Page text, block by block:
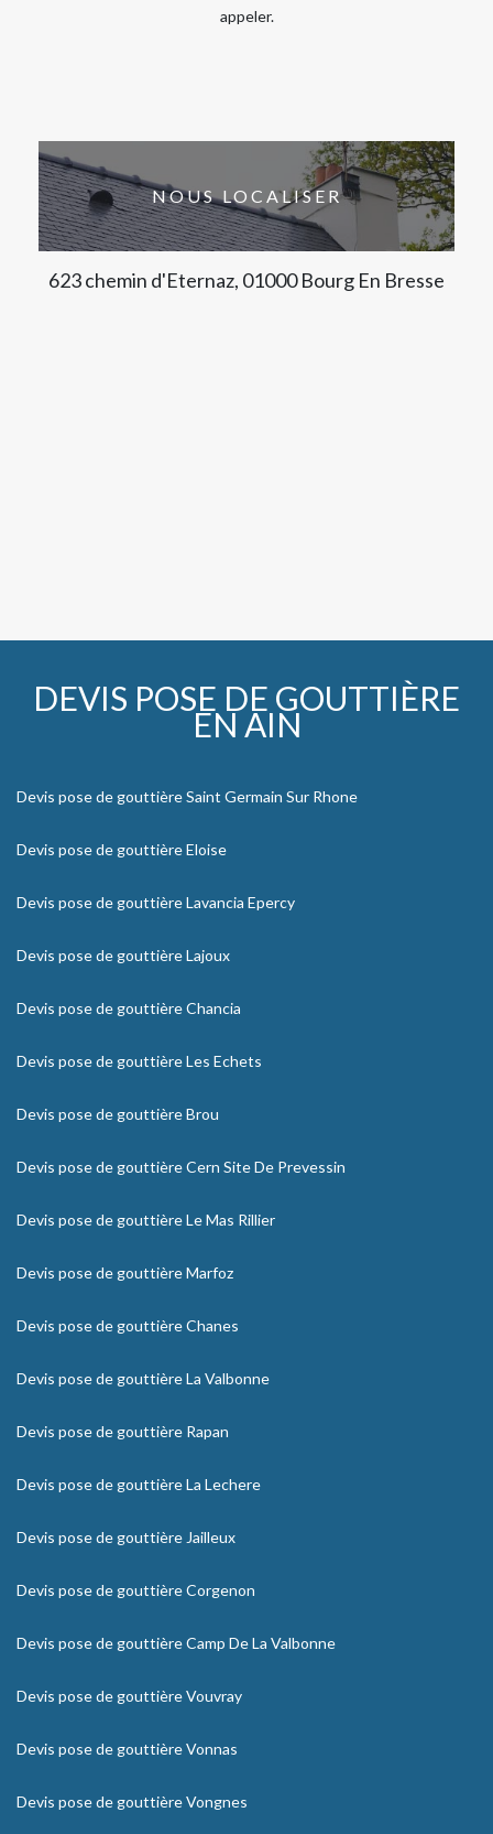
appeler.
NOUS LOCALISER
623 chemin d'Eternaz, 01000 Bourg En Bresse
DEVIS POSE DE GOUTTIÈRE
EN AIN
Devis pose de gouttière Saint Germain Sur Rhone
Devis pose de gouttière Eloise
Devis pose de gouttière Lavancia Epercy
Devis pose de gouttière Lajoux
Devis pose de gouttière Chancia
Devis pose de gouttière Les Echets
Devis pose de gouttière Brou
Devis pose de gouttière Cern Site De Prevessin
Devis pose de gouttière Le Mas Rillier
Devis pose de gouttière Marfoz
Devis pose de gouttière Chanes
Devis pose de gouttière La Valbonne
Devis pose de gouttière Rapan
Devis pose de gouttière La Lechere
Devis pose de gouttière Jailleux
Devis pose de gouttière Corgenon
Devis pose de gouttière Camp De La Valbonne
Devis pose de gouttière Vouvray
Devis pose de gouttière Vonnas
Devis pose de gouttière Vongnes